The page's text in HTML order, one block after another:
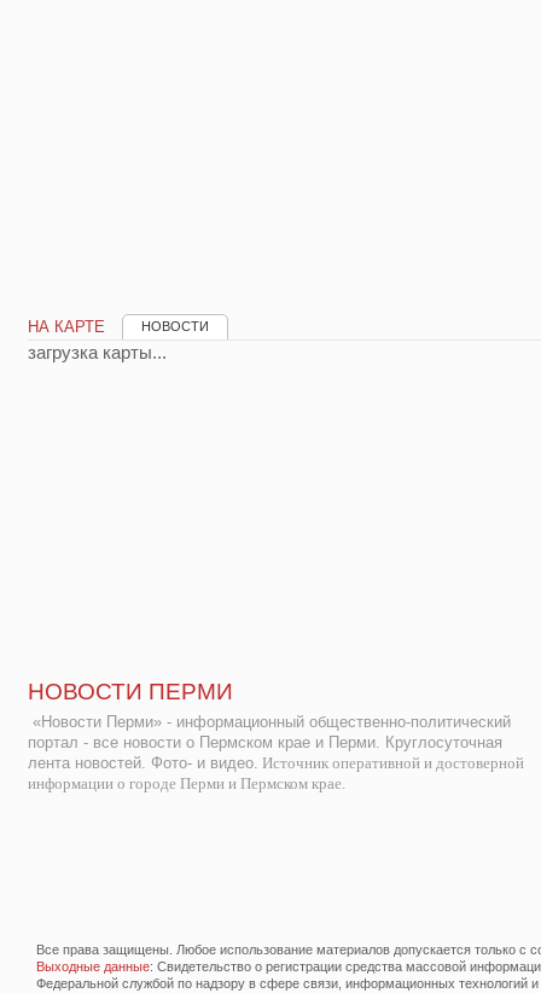
НА КАРТЕ НОВОСТИ
загрузка карты...
НОВОСТИ ПЕРМИ
«Новости Перми» - информационный общественно-политический
портал - все новости о Пермском крае и Перми. Круглосуточная
лента новостей. Фото- и видео. Источник оперативной и достоверной
информации о городе Перми и Пермском крае.
Все права защищены. Любое использование материалов допускается только с
Выходные данные: Свидетельство о регистрации средства массовой
Федеральной службой по надзору в сфере связи, информационных технологий